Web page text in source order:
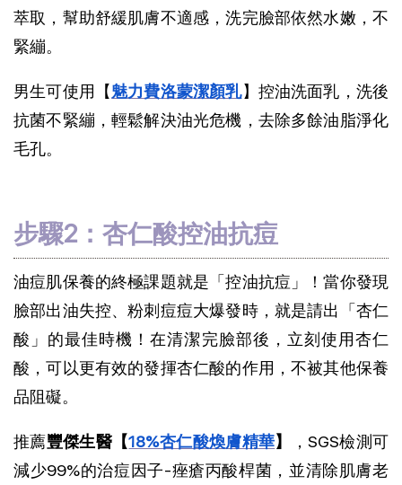
萃取，幫助舒緩肌膚不適感，洗完臉部依然水嫩，不
緊繃。
男生可使用【魅力費洛蒙潔顏乳】控油洗面乳，洗後
抗菌不緊繃，輕鬆解決油光危機，去除多餘油脂淨化
毛孔。
步驟2：杏仁酸控油抗痘
油痘肌保養的終極課題就是「控油抗痘」！當你發現
臉部出油失控、粉刺痘痘大爆發時，就是請出「杏仁
酸」的最佳時機！在清潔完臉部後，立刻使用杏仁
酸，可以更有效的發揮杏仁酸的作用，不被其他保養
品阻礙。
推薦豐傑生醫【18%杏仁酸煥膚精華】
，SGS檢測可
減少99%的治痘因子-痤瘡丙酸桿菌，並清除肌膚老